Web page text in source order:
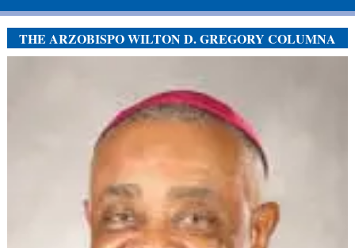
THE ARZOBISPO WILTON D. GREGORY COLUMNA